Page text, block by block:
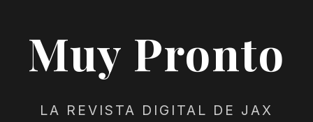
Muy Pronto
LA REVISTA DIGITAL DE JAX